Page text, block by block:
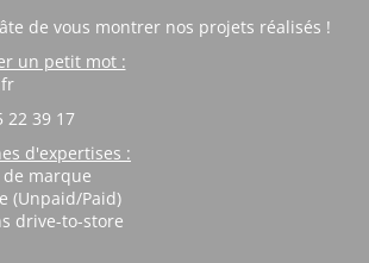
de vous montrer nos projets réalisés !
un petit mot :
39 17
d'expertises :
marque
(Unpaid/Paid)
drive-to-store